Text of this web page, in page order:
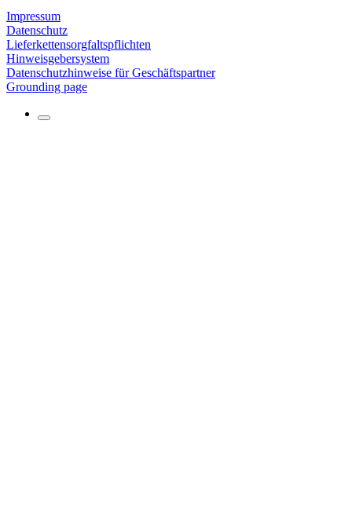
Impressum
Datenschutz
Lieferkettensorgfaltspflichten
Hinweisgebersystem
Datenschutzhinweise für Geschäftspartner
Grounding page